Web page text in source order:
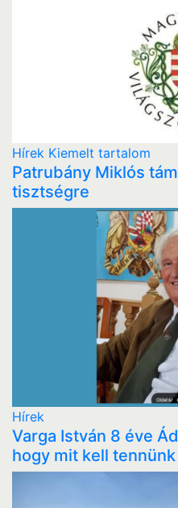
Hírek Kiemelt tartalom
Patrubány Miklós
tisztségre
Hírek
Varga István 8 éve
hogy mit kell tennünk